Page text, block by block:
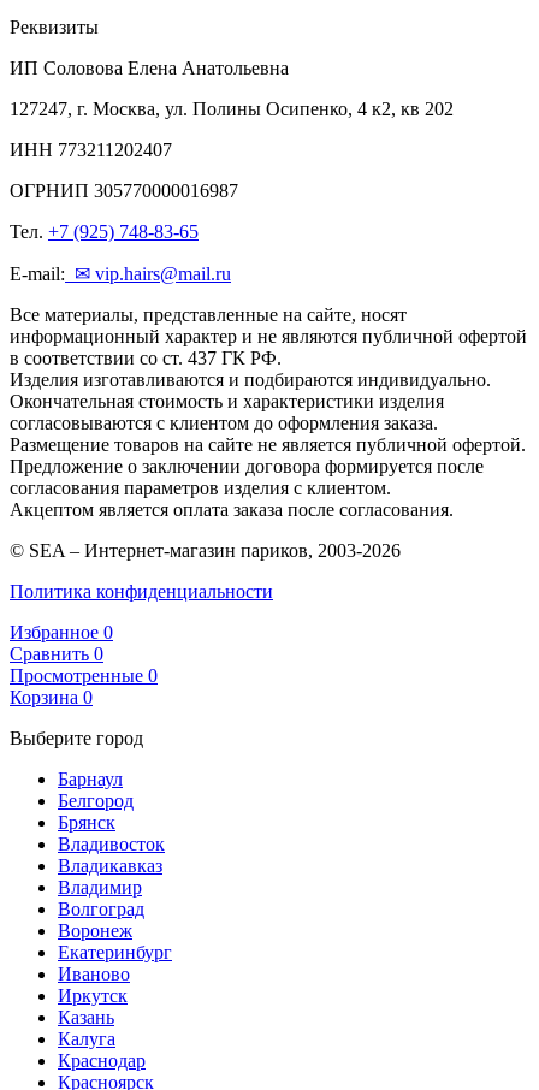
Реквизиты
ИП Соловова Елена Анатольевна
127247, г. Москва, ул. Полины Осипенко, 4 к2, кв 202
ИНН 773211202407
ОГРНИП 305770000016987
Тел. +7 (925) 748-83-65
E-mail: ✉ vip.hairs@mail.ru
Все материалы, представленные на сайте, носят
информационный характер и не являются публичной офертой
в соответствии со ст. 437 ГК РФ.
Изделия изготавливаются и подбираются индивидуально.
Окончательная стоимость и характеристики изделия
согласовываются с клиентом до оформления заказа.
Размещение товаров на сайте не является публичной офертой.
Предложение о заключении договора формируется после
согласования параметров изделия с клиентом.
Акцептом является оплата заказа после согласования.
© SEA – Интернет-магазин париков, 2003-2026
Политика конфиденциальности
Избранное 0
Сравнить 0
Просмотренные 0
Корзина 0
Выберите город
Барнаул
Белгород
Брянск
Владивосток
Владикавказ
Владимир
Волгоград
Воронеж
Екатеринбург
Иваново
Иркутск
Казань
Калуга
Краснодар
Красноярск